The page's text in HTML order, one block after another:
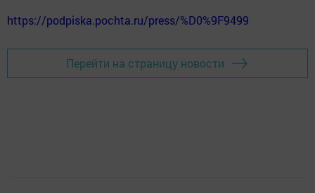
https://podpiska.pochta.ru/press/%D0%9F9499
Перейти на страницу новости